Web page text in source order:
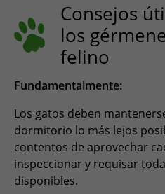
Consejos
los
felino
Fundamentalmente:
Los gatos deben
dormitorio lo más lejos
contentos de aprovechar
inspeccionar y requisar
disponibles.